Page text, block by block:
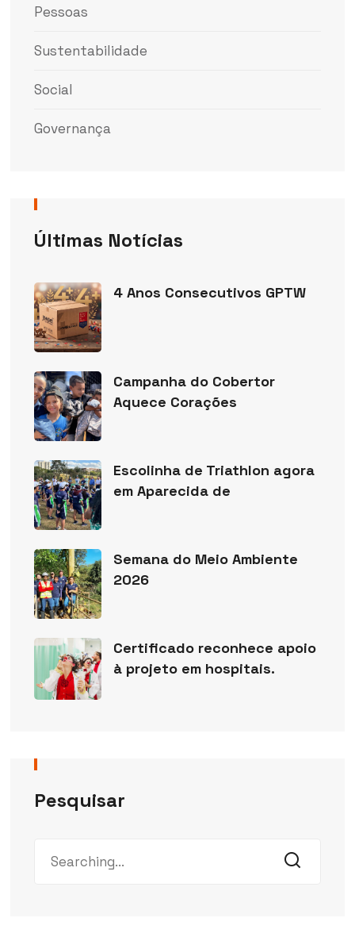
Pessoas
Sustentabilidade
Social
Governança
Últimas Notícias
4 Anos Consecutivos GPTW
Campanha do Cobertor
Aquece Corações
Escolinha de Triathlon agora
em Aparecida de
Semana do Meio Ambiente
2026
Certificado reconhece apoio
à projeto em hospitais.
Pesquisar